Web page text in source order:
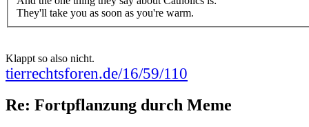
They'll take you as soon as you're warm.
Klappt so also nicht.
tierrechtsforen.de/16/59/110
Re: Fortpflanzung durch Meme